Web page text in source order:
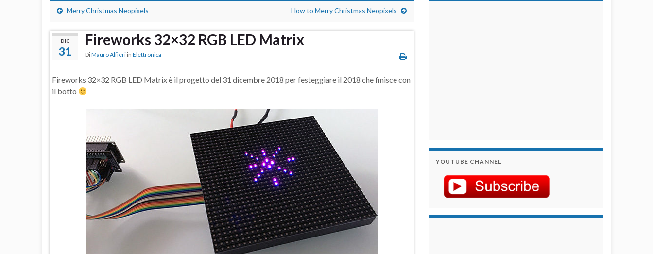
Merry Christmas Neopixels How to Merry Christmas Neopixels
DIC
31
Fireworks 32×32 RGB LED Matrix
DiMauro Alfieri in Elettronica
Fireworks 32×32 RGB LED Matrix è il progetto del 31 dicembre 2018 per festeggiare il 2018 che finisce con
il botto
YOUTUBE CHANNEL